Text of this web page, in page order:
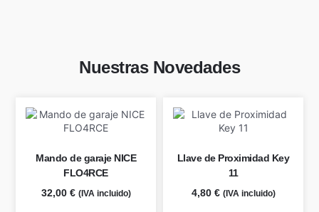
Nuestras Novedades
Mando de garaje NICE
FLO4RCE
32,00 € (IVA incluido)
Llave de Proximidad Key
11
4,80 € (IVA incluido)